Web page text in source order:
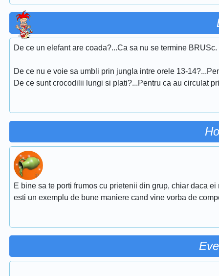
De ce un elefant are coada?...Ca sa nu se termine BRUSc.
De ce nu e voie sa umbli prin jungla intre orele 13-
De ce sunt crocodilii lungi si plati?...Pentru ca au circulat
E bine sa te porti frumos cu prietenii din grup, chiar daca
esti un exemplu de bune maniere cand vine vorba de